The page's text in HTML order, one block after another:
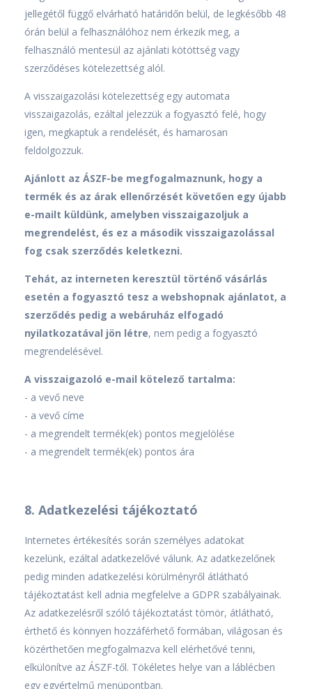
jellegétől függő elvárható határidőn belül, de legkésőbb 48
órán belül a felhasználóhoz nem érkezik meg, a
felhasználó mentesül az ajánlati kötöttség vagy
szerződéses kötelezettség alól.
A visszaigazolási kötelezettség egy automata
visszaigazolás, ezáltal jelezzük a fogyasztó felé, hogy
igen, megkaptuk a rendelését, és hamarosan
feldolgozzuk.
Ajánlott az ÁSZF-be megfogalmaznunk, hogy a
termék és az árak ellenőrzését követően egy újabb
e-mailt küldünk, amelyben visszaigazoljuk a
megrendelést, és ez a második visszaigazolással
fog csak szerződés keletkezni.
Tehát, az interneten keresztül történő vásárlás
esetén a fogyasztó tesz a webshopnak ajánlatot, a
szerződés pedig a webáruház elfogadó
nyilatkozatával jön létre, nem pedig a fogyasztó
megrendelésével.
A visszaigazoló e-mail kötelező tartalma:
- a vevő neve
- a vevő címe
- a megrendelt termék(ek) pontos megjelölése
- a megrendelt termék(ek) pontos ára
8. Adatkezelési tájékoztató
Internetes értékesítés során személyes adatokat
kezelünk, ezáltal adatkezelővé válunk. Az adatkezelőnek
pedig minden adatkezelési körülményről átlátható
tájékoztatást kell adnia megfelelve a GDPR szabályainak.
Az adatkezelésről szóló tájékoztatást tömör, átlátható,
érthető és könnyen hozzáférhető formában, világosan és
közérthetően megfogalmazva kell elérhetővé tenni,
elkülönítve az ÁSZF-től. Tökéletes helye van a láblécben
egy egyértelmű menüpontban.